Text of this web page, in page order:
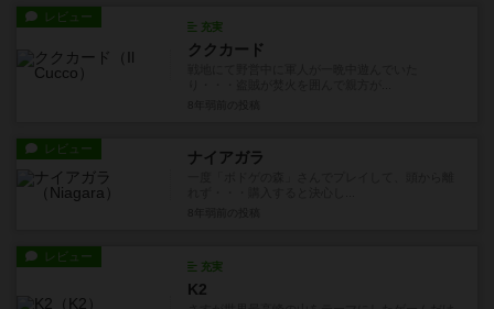
レビュー
充実
ククカード
レビュー ナイアガラ
レビュー
充実
K2